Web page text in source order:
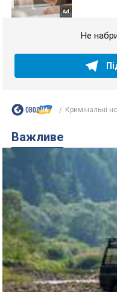
Не
Кримінальні
Важливе